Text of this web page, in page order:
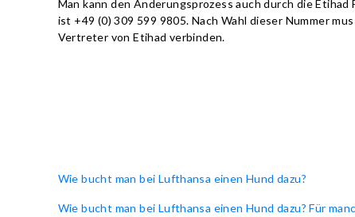
Man kann den Änderungsprozess auch durch die
ist +49 (0) 309 599 9805. Nach Wahl dieser Nummer
Vertreter von Etihad verbinden.
Wie bucht man bei Lufthansa einen Hund dazu?
Wie bucht man bei Lufthansa einen Hund dazu? Für